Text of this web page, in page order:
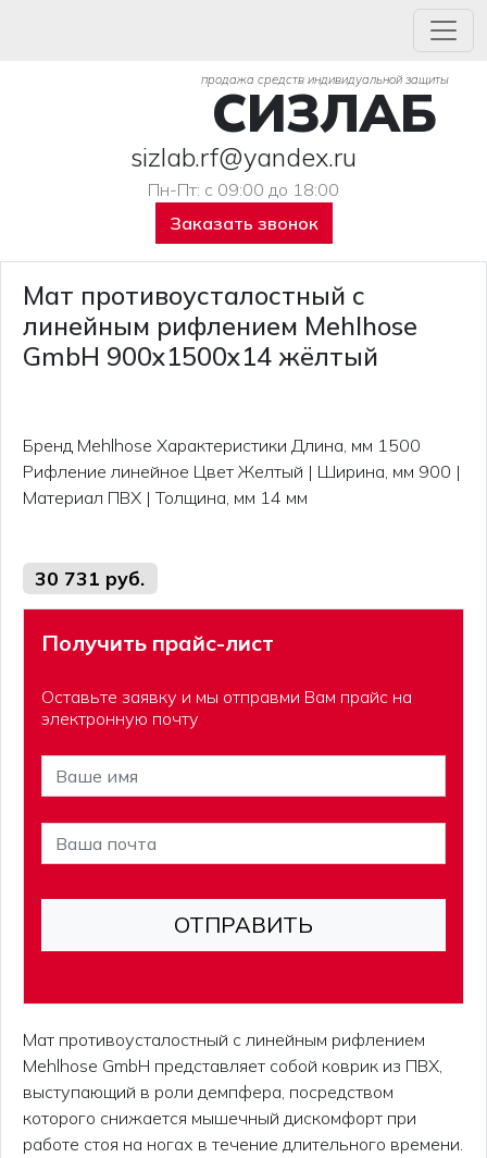
продажа средств индивидуальной защиты
СИЗЛАБ
sizlab.rf@yandex.ru
Пн-Пт: с 09:00 до 18:00
Заказать звонок
Мат противоусталостный с
линейным рифлением Mehlhose
GmbH 900x1500x14 жёлтый
Бренд Mehlhose Характеристики Длина, мм 1500
Рифление линейное Цвет Желтый | Ширина, мм 900 |
Материал ПВХ | Толщина, мм 14 мм
30 731 руб.
Получить прайс-лист
Оставьте заявку и мы отправми Вам прайс на
электронную почту
Мат противоусталостный с линейным рифлением
Mehlhose GmbH представляет собой коврик из ПВХ,
выступающий в роли демпфера, посредством
которого снижается мышечный дискомфорт при
работе стоя на ногах в течение длительного времени.